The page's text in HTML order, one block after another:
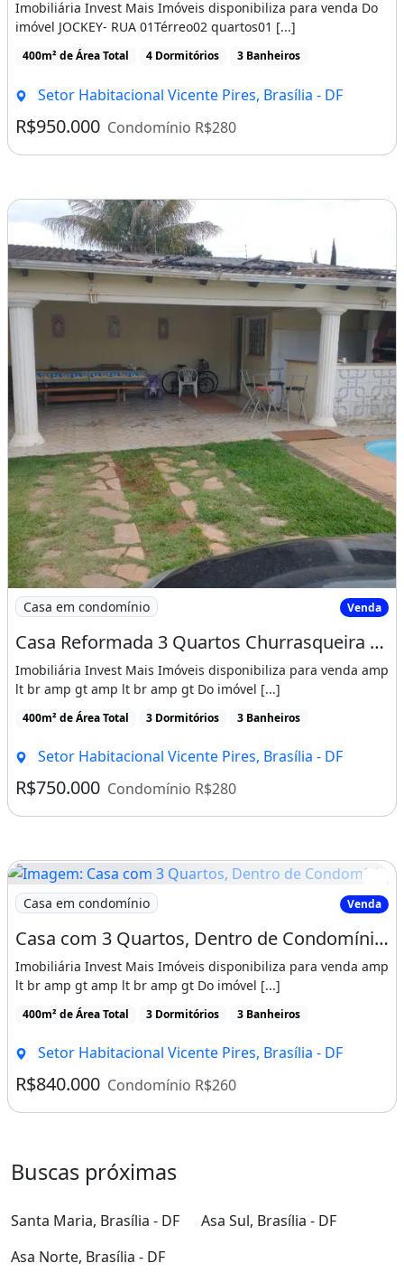
Imobiliária Invest Mais Imóveis disponibiliza para venda Do
imóvel JOCKEY- RUA 01Térreo02 quartos01 [...]
400m² de Área Total 4 Dormitórios 3 Banheiros
Setor Habitacional Vicente Pires, Brasília - DF
R$950.000 Condomínio R$280
Imagem: Casa Reformada 3 Quartos Churrasqueira e
Casa em condomínio Venda
Casa Reformada 3 Quartos Churrasqueira e Piscina Dentro de Condomínio na Rua 03 em
Imobiliária Invest Mais Imóveis disponibiliza para venda amp
lt br amp gt amp lt br amp gt Do imóvel [...]
400m² de Área Total 3 Dormitórios 3 Banheiros
Setor Habitacional Vicente Pires, Brasília - DF
R$750.000 Condomínio R$280
Imagem: Casa com 3 Quartos, Dentro de Condomínio
Casa em condomínio Venda
Casa com 3 Quartos, Dentro de Condomínio, Lote de 400m², Piscina, Churrasqueira com
Imobiliária Invest Mais Imóveis disponibiliza para venda amp
lt br amp gt amp lt br amp gt Do imóvel [...]
400m² de Área Total 3 Dormitórios 3 Banheiros
Setor Habitacional Vicente Pires, Brasília - DF
R$840.000 Condomínio R$260
Buscas próximas
Santa Maria, Brasília - DF
Asa Sul, Brasília - DF
Asa Norte, Brasília - DF